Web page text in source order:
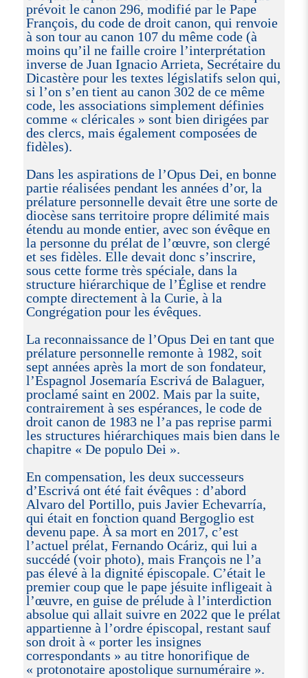
prévoit le canon 296, modifié par le Pape
François, du code de droit canon, qui renvoie
à son tour au canon 107 du même code (à
moins qu’il ne faille croire l’interprétation
inverse de Juan Ignacio Arrieta, Secrétaire du
Dicastère pour les textes législatifs selon qui,
si l’on s’en tient au canon 302 de ce même
code, les associations simplement définies
comme « cléricales » sont bien dirigées par
des clercs, mais également composées de
fidèles).
Dans les aspirations de l’Opus Dei, en bonne
partie réalisées pendant les années d’or, la
prélature personnelle devait être une sorte de
diocèse sans territoire propre délimité mais
étendu au monde entier, avec son évêque en
la personne du prélat de l’œuvre, son clergé
et ses fidèles. Elle devait donc s’inscrire,
sous cette forme très spéciale, dans la
structure hiérarchique de l’Église et rendre
compte directement à la Curie, à la
Congrégation pour les évêques.
La reconnaissance de l’Opus Dei en tant que
prélature personnelle remonte à 1982, soit
sept années après la mort de son fondateur,
l’Espagnol Josemaría Escrivá de Balaguer,
proclamé saint en 2002. Mais par la suite,
contrairement à ses espérances, le code de
droit canon de 1983 ne l’a pas reprise parmi
les structures hiérarchiques mais bien dans le
chapitre « De populo Dei ».
En compensation, les deux successeurs
d’Escrivá ont été fait évêques : d’abord
Alvaro del Portillo, puis Javier Echevarría,
qui était en fonction quand Bergoglio est
devenu pape. À sa mort en 2017, c’est
l’actuel prélat, Fernando Ocáriz, qui lui a
succédé (voir photo), mais François ne l’a
pas élevé à la dignité épiscopale. C’était le
premier coup que le pape jésuite infligeait à
l’œuvre, en guise de prélude à l’interdiction
absolue qui allait suivre en 2022 que le prélat
appartienne à l’ordre épiscopal, restant sauf
son droit à « porter les insignes
correspondants » au titre honorifique de
« protonotaire apostolique surnuméraire ».